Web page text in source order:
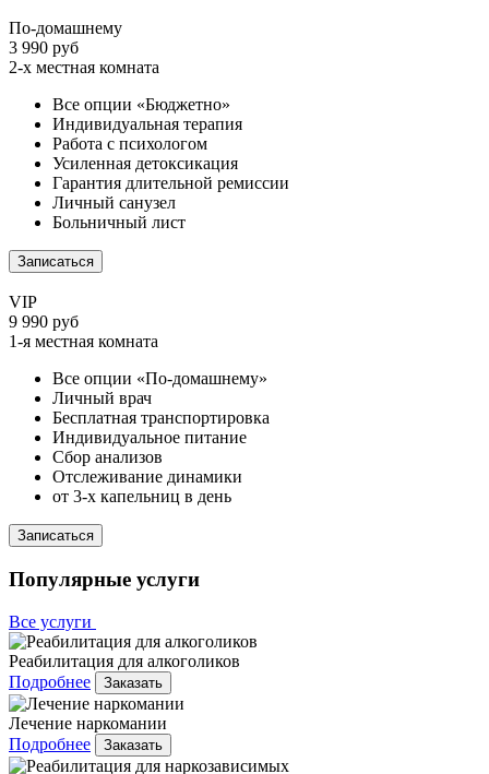
По-домашнему
3 990 руб
2-х местная комната
Все опции «Бюджетно»
Индивидуальная терапия
Работа с психологом
Усиленная детоксикация
Гарантия длительной ремиссии
Личный санузел
Больничный лист
Записаться
VIP
9 990 руб
1-я местная комната
Все опции «По-домашнему»
Личный врач
Бесплатная транспортировка
Индивидуальное питание
Сбор анализов
Отслеживание динамики
от 3-х капельниц в день
Записаться
Популярные услуги
Все услуги
Реабилитация для алкоголиков
Подробнее
Заказать
Лечение наркомании
Подробнее
Заказать